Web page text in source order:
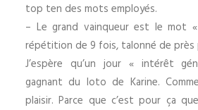
top ten des mots employés.
– Le grand vainqueur est le mot
répétition de 9 fois, talonné de près
J’espère qu’un jour « intérêt
gagnant du loto de Karine.
plaisir. Parce que c’est pour ça